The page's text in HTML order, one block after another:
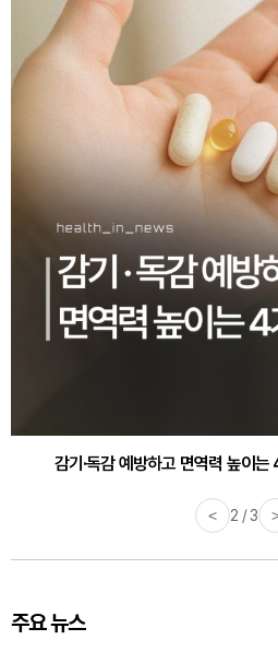
감기·독감 예방하고 면역력 높이
< 3 / 3
주요 뉴스